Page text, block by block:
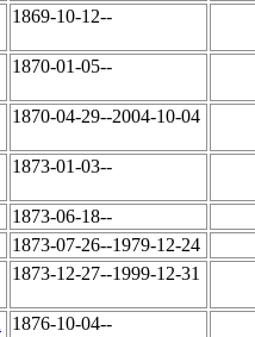
1869-10-12--
1870-01-05--
1870-04-29--2004-10-04
1873-01-03--
1873-06-18--
1873-07-26--1979-12-24
1873-12-27--1999-12-31
1876-10-04--